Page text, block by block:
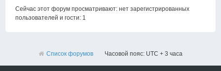
Сейчас этот форум просматривают: нет зарегистрированных
пользователей и гости: 1
Список форумов Часовой пояс: UTC + 3 часа